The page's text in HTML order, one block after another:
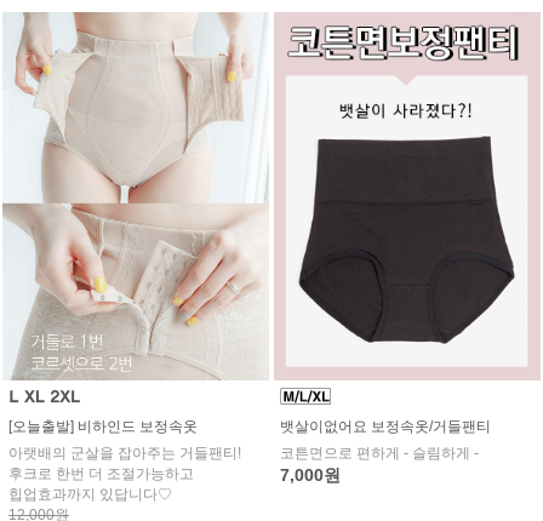
[오늘출발] 비하인드 보정속옷
아랫배의 군살을 잡아주는 거들팬티!
후크로 한번 더 조절가능하고
힙업효과까지 있답니다♡
12,000원
뱃살이없어요 보정속옷/거들팬티
코튼면으로 편하게 - 슬림하게 -
7,000원